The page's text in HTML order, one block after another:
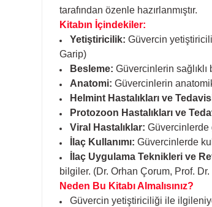
tarafından özenle hazırlanmıştır.
Kitabın İçindekiler:
Yetiştiricilik: Güvercin
Garip)
Besleme: Güvercinlerin
Anatomi: Güvercinlerin
Helmint Hastalıkları ve
Protozoon Hastalıkları ve
Viral Hastalıklar: Güvercinlerde
İlaç Kullanımı: Güvercinlerde
İlaç Uygulama Teknikleri ve
bilgiler. (Dr. Orhan Çorum, Prof.
Neden Bu Kitabı Almalısınız?
Güvercin yetiştiriciliği ile